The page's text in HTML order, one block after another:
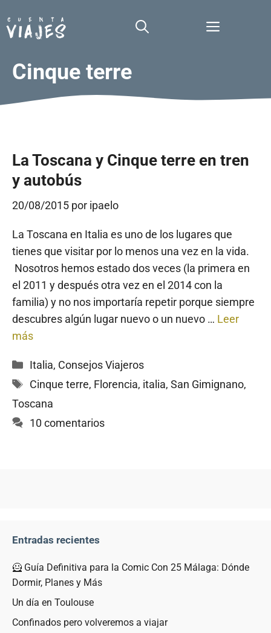
al
contenido
Menú
Cinque terre
La Toscana y Cinque terre en tren
y autobús
20/08/2015 por ipaelo
La Toscana en Italia es uno de los lugares que
tienes que visitar por lo menos una vez en la vida.
Nosotros hemos estado dos veces (la primera en
el 2011 y después otra vez en el 2014 con la
familia) y no nos importaría repetir porque siempre
descubres algún lugar nuevo o un nuevo … Leer
más
Categorías
Italia, Consejos Viajeros
Etiquetas
Cinque terre, Florencia, italia, San Gimignano,
Toscana
10 comentarios
Entradas recientes
🦸 Guía Definitiva para la Comic Con 25 Málaga: Dónde
Dormir, Planes y Más
Un día en Toulouse
Confinados pero volveremos a viajar